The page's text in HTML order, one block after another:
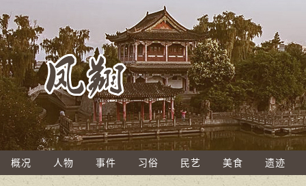
概况 人物 事件 习俗 民艺 美食 遗迹